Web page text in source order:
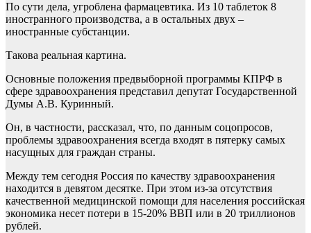
По сути дела, угроблена фармацевтика. Из 10 таблеток 8
иностранного производства, а в остальных двух –
иностранные субстанции.
Такова реальная картина.
Основные положения предвыборной программы КПРФ в
сфере здравоохранения представил депутат Государственной
Думы А.В. Куринный.
Он, в частности, рассказал, что, по данным соцопросов,
проблемы здравоохранения всегда входят в пятерку самых
насущных для граждан страны.
Между тем сегодня Россия по качеству здравоохранения
находится в девятом десятке. При этом из-за отсутствия
качественной медицинской помощи для населения российская
экономика несет потери в 15-20% ВВП или в 20 триллионов
рублей.